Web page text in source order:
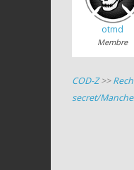
Duty
otmd
Membre
COD-Z>>
secret/